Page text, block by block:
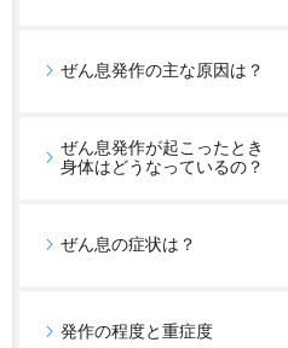
ぜん息発作の主な原因は？
ぜん息発作が起こったとき
身体はどうなっているの？
ぜん息の症状は？
発作の程度と重症度